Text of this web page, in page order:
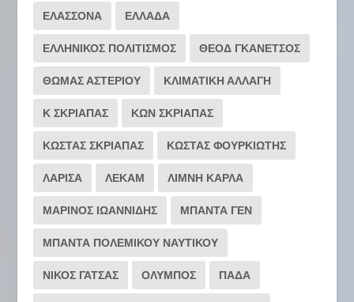
ΕΛΑΣΣΟΝΑ ΕΛΛΑΔΑ
ΕΛΛΗΝΙΚΟΣ ΠΟΛΙΤΙΣΜΟΣ ΘΕΟΔ ΓΚΑΝΕΤΣΟΣ
ΘΩΜΑΣ ΑΣΤΕΡΙΟΥ ΚΛΙΜΑΤΙΚΗ ΑΛΛΑΓΗ
Κ ΣΚΡΙΑΠΑΣ ΚΩΝ ΣΚΡΙΑΠΑΣ
ΚΩΣΤΑΣ ΣΚΡΙΑΠΑΣ ΚΩΣΤΑΣ ΦΟΥΡΚΙΩΤΗΣ
ΛΑΡΙΣΑ ΛΕΚΑΜ ΛΙΜΝΗ ΚΑΡΛΑ
ΜΑΡΙΝΟΣ ΙΩΑΝΝΙΔΗΣ ΜΠΑΝΤΑ ΓΕΝ
ΜΠΑΝΤΑ ΠΟΛΕΜΙΚΟΥ ΝΑΥΤΙΚΟΥ
ΝΙΚΟΣ ΓΑΤΣΑΣ ΟΛΥΜΠΟΣ ΠΑΔΑ